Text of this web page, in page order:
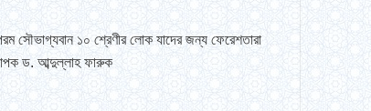
সৌভাগ্যবান ১০ শ্রেণীর লোক যাদের জন্য ফেরেশতারা
ড. আব্দুল্লাহ ফারুক